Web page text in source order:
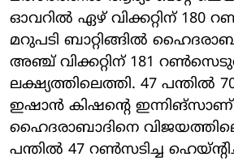
ഓവറില്‍ ഏഴ് വിക്കറ്റിന് 180
മറുപടി ബാറ്റിങ്ങില്‍
അഞ്ച് വിക്കറ്റിന് 181
ലക്ഷ്യത്തിലെത്തി. 47 പന്തില്‍
ഇഷാന്‍ കിഷന്റെ ഇന്നിങ്സാണ്
ഹൈദരാബാദിനെ
പന്തില്‍ 47 റണ്‍സടിച്ച